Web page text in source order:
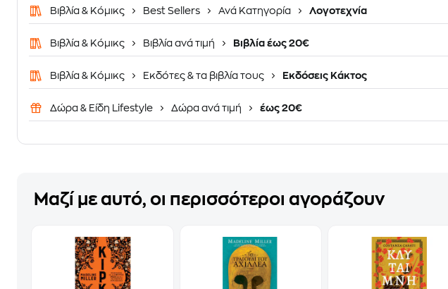
Βιβλία & Κόμικς Best Sellers Ανά Κατηγορία Λογοτεχνία
Βιβλία & Κόμικς Βιβλία ανά τιμή Βιβλία έως 20€
Βιβλία & Κόμικς Εκδότες & τα βιβλία τους Εκδόσεις Κάκτος
Δώρα & Είδη Lifestyle Δώρα ανά τιμή έως 20€
Μαζί με αυτό, οι περισσότεροι αγοράζουν